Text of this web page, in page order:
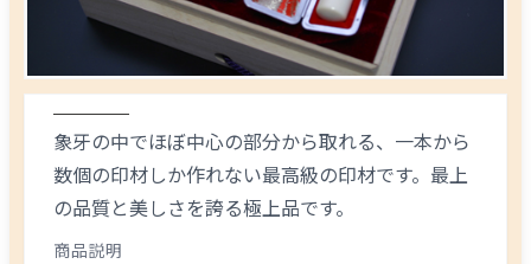
象牙の中でほぼ中心の部分から取れる、一本から
数個の印材しか作れない最高級の印材です。最上
の品質と美しさを誇る極上品です。
商品説明